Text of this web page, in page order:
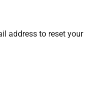
address to reset your